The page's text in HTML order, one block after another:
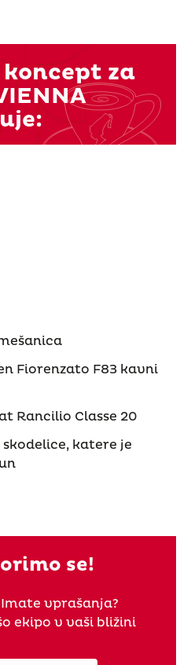
Fiorenzato F83 kavni
Rancilio Classe 20
katere je
za
se!
vprašanja?
ekipo v vaši bližini